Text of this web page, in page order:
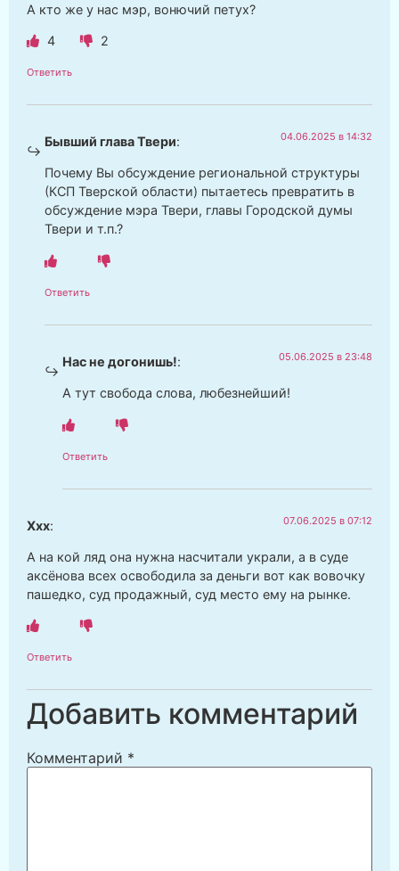
А кто же у нас мэр, вонючий петух?
4 2
Ответить
Бывший глава Твери: 04.06.2025 в 14:32
Почему Вы обсуждение региональной структуры
(КСП Тверской области) пытаетесь превратить в
обсуждение мэра Твери, главы Городской думы
Твери и т.п.?
Ответить
Нас не догонишь!: 05.06.2025 в 23:48
А тут свобода слова, любезнейший!
Ответить
Ххх: 07.06.2025 в 07:12
А на кой ляд она нужна насчитали украли, а в суде
аксёнова всех освободила за деньги вот как вовочку
пашедко, суд продажный, суд место ему на рынке.
Ответить
Добавить комментарий
Комментарий *